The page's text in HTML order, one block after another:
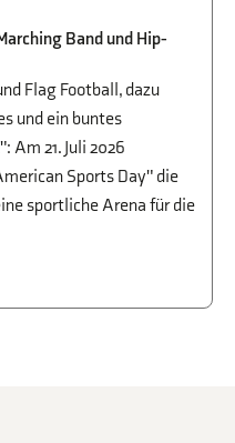
Band und Hip-
Flag Football, dazu
und ein buntes
Am 21. Juli 2026
Sports Day" die
sportliche Arena für die